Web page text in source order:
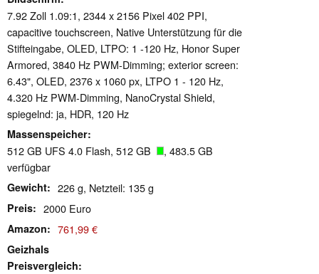
7.92 Zoll 1.09:1, 2344 x 2156 Pixel 402 PPI,
capacitive touchscreen, Native Unterstützung für die
Stifteingabe, OLED, LTPO: 1 -120 Hz, Honor Super
Armored, 3840 Hz PWM-Dimming; exterior screen:
6.43", OLED, 2376 x 1060 px, LTPO 1 - 120 Hz,
4.320 Hz PWM-Dimming, NanoCrystal Shield,
spiegelnd: ja, HDR, 120 Hz
Massenspeicher
512 GB UFS 4.0 Flash, 512 GB
, 483.5 GB
verfügbar
Gewicht 226 g, Netzteil: 135 g
Preis 2000 Euro
Amazon 761,99 €
Geizhals
Preisvergleich